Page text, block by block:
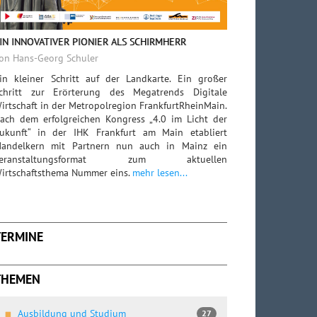
INNOVATIVER PIONIER ALS SCHIRMHERR
Hans-Georg Schuler
kleiner Schritt auf der Landkarte. Ein großer
zur Erörterung des Megatrends Digitale
in der Metropolregion FrankfurtRheinMain.
dem erfolgreichen Kongress „4.0 im Licht der
in der IHK Frankfurt am Main etabliert
mit Partnern nun auch in Mainz ein
zum aktuellen
Nummer eins. mehr lesen...
Ausbildung und Studium 27